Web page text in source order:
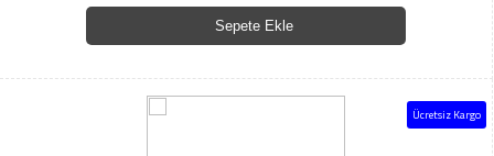
Sepete Ekle
Ücretsiz Kargo